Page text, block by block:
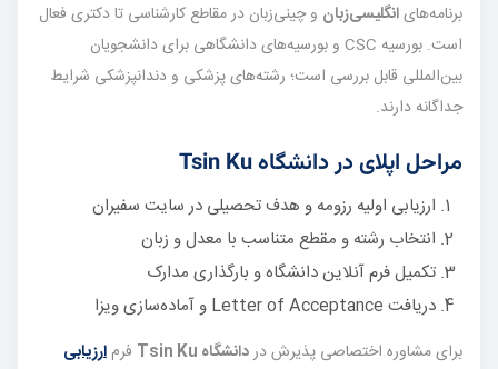
برنامه‌هایانگلیسی‌زبان و چینی‌زبان در مقاطع کارشناسی تا دکتری فعال
است. بورسیه CSC و بورسیه‌های دانشگاهی برای دانشجویان
بین‌المللی قابل بررسی است؛ رشته‌های پزشکی و دندانپزشکی شرایط
جداگانه دارند.
مراحل اپلای در دانشگاه Tsin Ku
ارزیابی اولیه رزومه و هدف تحصیلی در سایت سفیران
انتخاب رشته و مقطع متناسب با معدل و زبان
تکمیل فرم آنلاین دانشگاه و بارگذاری مدارک
دریافت Letter of Acceptance و آماده‌سازی ویزا
برای مشاوره اختصاصی پذیرش دردانشگاه Tsin Ku فرم ارزیابی